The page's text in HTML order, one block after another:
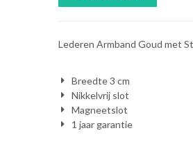
Lederen Armband Goud met
Breedte 3 cm
Nikkelvrij slot
Magneetslot
1 jaar garantie